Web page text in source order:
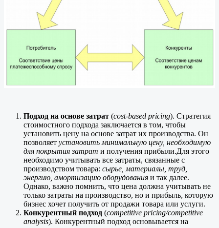
Подход на основе затрат (cost-based pricing). Стратегия
стоимостного подхода заключается в том, чтобы
установить цену на основе затрат их производства. Он
позволяет установить минимальную цену, необходимую
для покрытия затрат и получения прибыли.Для этого
необходимо учитывать все затраты, связанные с
производством товара: сырье, материалы, труд,
энергию, амортизацию оборудования и так далее.
Однако, важно помнить, что цена должна учитывать не
только затраты на производство, но и прибыль, которую
бизнес хочет получить от продажи товара или услуги.
Конкурентный подход (competitive pricing/competitive
analysis). Конкурентный подход основывается на